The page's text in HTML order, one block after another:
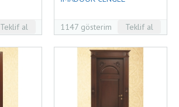
Teklif al 1147 gösterim Teklif al